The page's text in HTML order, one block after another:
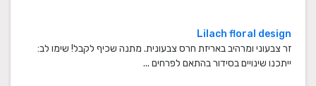
Lilach floral design
זר צבעוני ומרהיב באריזת חרס צבעונית. מתנה שכיף לקבל! שימו לב:
ייתכנו שינויים בסידור בהתאם לפרחים ...